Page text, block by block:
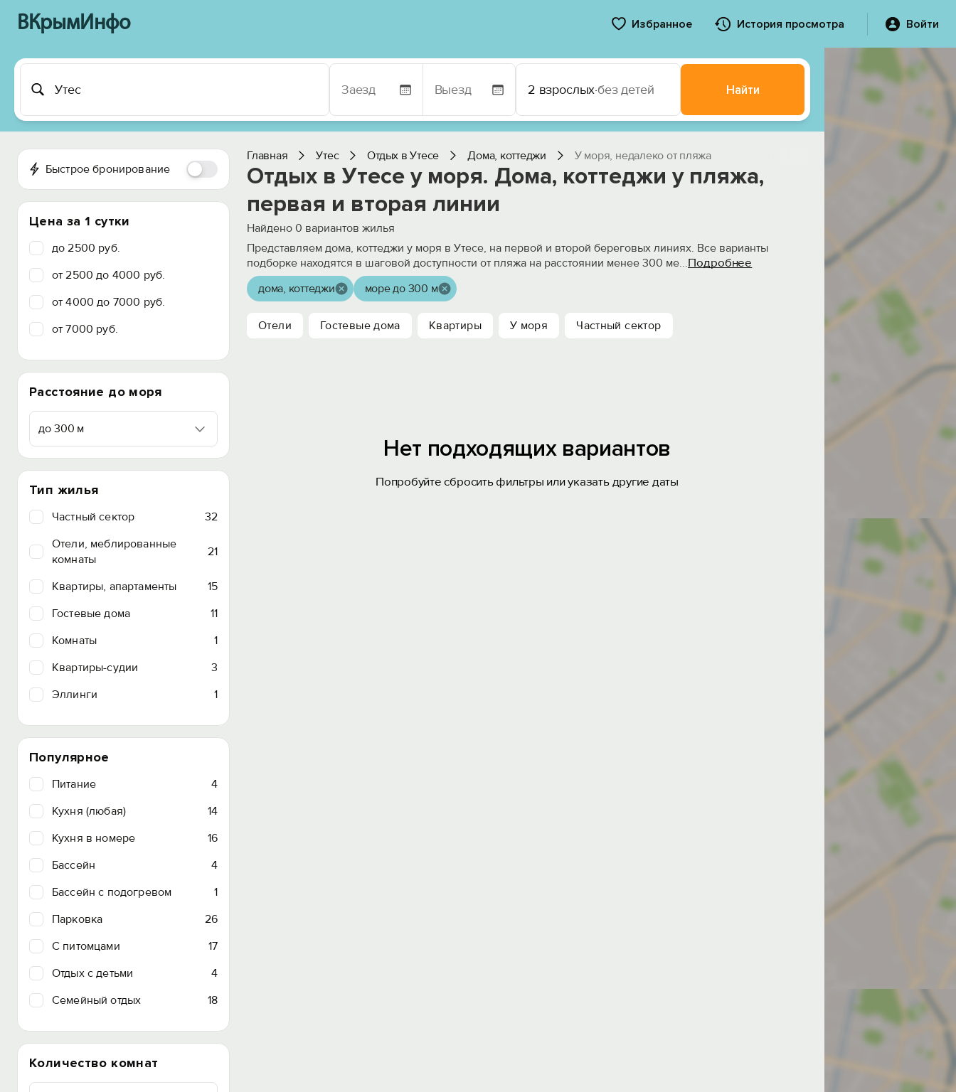
ВКрымИнфо Избранное История просмотра Войти
2 взрослых·без детей Найти
Быстрое бронирование
Цена за 1 сутки
до 2500 руб.
от 2500 до 4000 руб.
от 4000 до 7000 руб.
от 7000 руб.
Расстояние до моря
до 300 м
Тип жилья
Частный сектор
32
Отели, меблированные
комнаты
21
Квартиры, апартаменты
15
Гостевые дома
11
Комнаты
1
Квартиры-судии
3
Эллинги
1
Популярное
Питание
4
Кухня (любая)
14
Кухня в номере
16
Бассейн
4
Бассейн с подогревом
1
Парковка
26
C питомцами
17
Отдых с детьми
4
Семейный отдых
18
Количество комнат
Главная Утес Отдых в Утесе Дома, коттеджи У моря, недалеко от пляжа
Отдых в Утесе у моря. Дома, коттеджи у пляжа,
первая и вторая линии
Найдено 0 вариантов жилья
Представляем дома, коттеджи у моря в Утесе, на первой и второй береговых линиях. Все варианты
подборке находятся в шаговой доступности от пляжа на расстоянии менее 300 ме...Подробнее
дома, коттеджи море до 300 м
Отели Гостевые дома Квартиры У моря Частный сектор
Нет подходящих вариантов
Попробуйте сбросить фильтры или указать другие даты